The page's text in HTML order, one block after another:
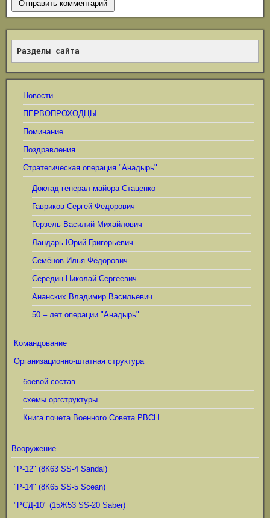
Разделы сайта
Новости
ПЕРВОПРОХОДЦЫ
Поминание
Поздравления
Стратегическая операция "Анадырь"
Доклад генерал-майора Стаценко
Гавриков Сергей Федорович
Герзель Василий Михайлович
Ландарь Юрий Григорьевич
Семёнов Илья Фёдорович
Середин Николай Сергеевич
Ананских Владимир Васильевич
50 – лет операции "Анадырь"
Командование
Организационно-штатная структура
боевой состав
схемы оргструктуры
Книга почета Военного Совета РВСН
Вооружение
"Р-12" (8К63 SS-4 Sandal)
"Р-14" (8К65 SS-5 Scean)
"РСД-10" (15Ж53 SS-20 Saber)